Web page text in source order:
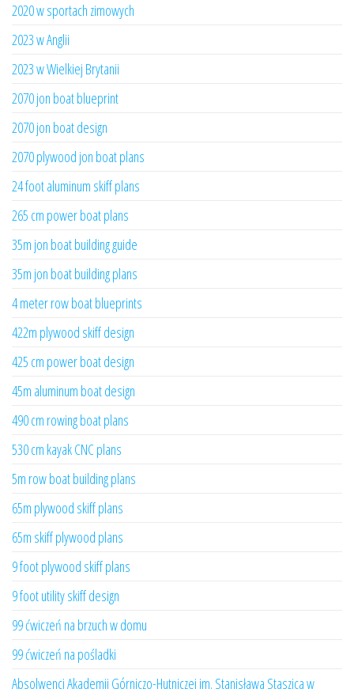
2020 w sportach zimowych
2023 w Anglii
2023 w Wielkiej Brytanii
2070 jon boat blueprint
2070 jon boat design
2070 plywood jon boat plans
24 foot aluminum skiff plans
265 cm power boat plans
35m jon boat building guide
35m jon boat building plans
4 meter row boat blueprints
422m plywood skiff design
425 cm power boat design
45m aluminum boat design
490 cm rowing boat plans
530 cm kayak CNC plans
5m row boat building plans
65m plywood skiff plans
65m skiff plywood plans
9 foot plywood skiff plans
9 foot utility skiff design
99 ćwiczeń na brzuch w domu
99 ćwiczeń na pośladki
Absolwenci Akademii Górniczo-Hutniczej im. Stanisława Staszica w